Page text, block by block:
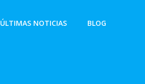
ÚLTIMAS NOTICIAS BLOG